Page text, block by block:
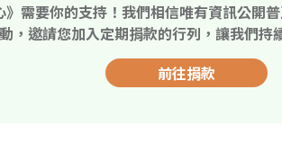
》需要你的支持！我們相信唯有資訊公開
動，邀請您加入定期捐款的行列，讓我們持
前往捐款